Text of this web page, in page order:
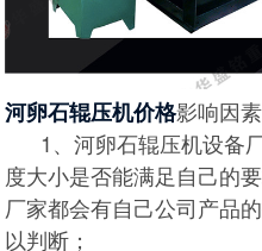
河卵石辊压机价格影响因素
1、河卵石辊压机设备
度大小是否能满足自己的
厂家都会有自己公司产品
以判断；